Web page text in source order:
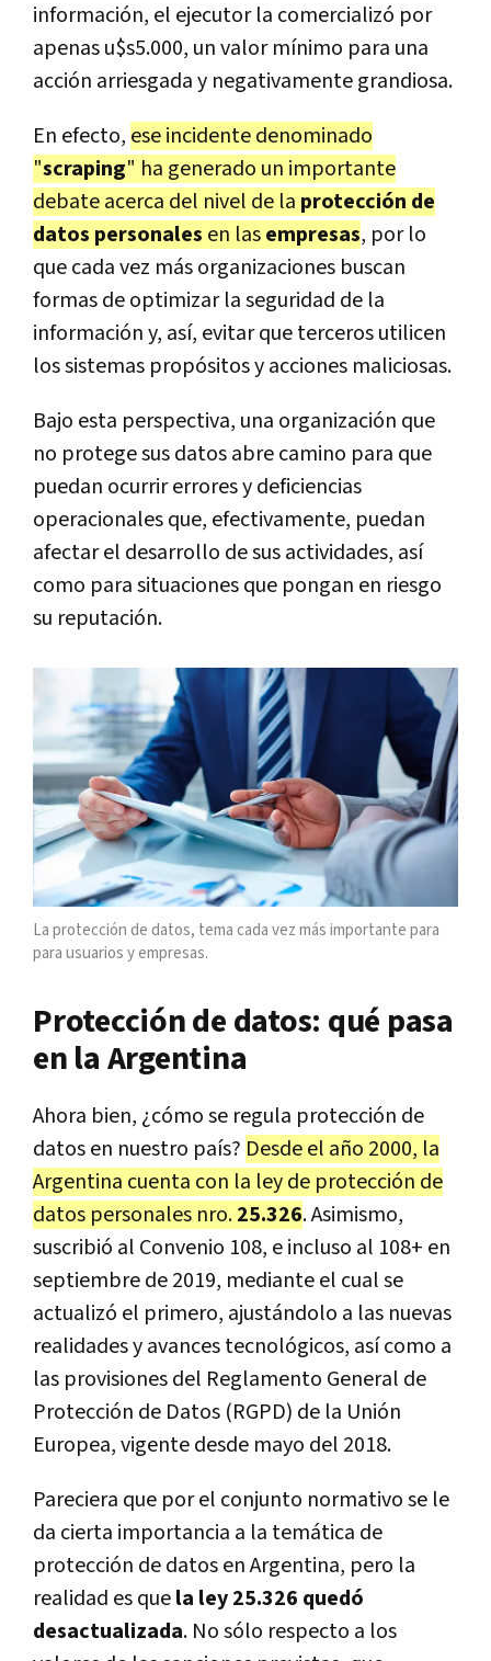
información, el ejecutor la comercializó por
apenas u$s5.000, un valor mínimo para una
acción arriesgada y negativamente grandiosa.
En efecto, ese incidente denominado
"scraping" ha generado un importante
debate acerca del nivel de la protección de
datos personales en lasempresas, por lo
que cada vez más organizaciones buscan
formas de optimizar la seguridad de la
información y, así, evitar que terceros utilicen
los sistemas propósitos y acciones maliciosas.
Bajo esta perspectiva, una organización que
no protege sus datos abre camino para que
puedan ocurrir errores y deficiencias
operacionales que, efectivamente, puedan
afectar el desarrollo de sus actividades, así
como para situaciones que pongan en riesgo
su reputación.
La protección de datos, tema cada vez más importante para
para usuarios y empresas.
Protección de datos: qué pasa
en la Argentina
Ahora bien, ¿cómo se regula protección de
datos en nuestro país? Desde el año 2000, la
Argentina cuenta con la ley de protección de
datos personales nro.25.326. Asimismo,
suscribió al Convenio 108, e incluso al 108+ en
septiembre de 2019, mediante el cual se
actualizó el primero, ajustándolo a las nuevas
realidades y avances tecnológicos, así como a
las provisiones del Reglamento General de
Protección de Datos (RGPD) de la Unión
Europea, vigente desde mayo del 2018.
Pareciera que por el conjunto normativo se le
da cierta importancia a la temática de
protección de datos en Argentina, pero la
realidad es quela ley 25.326 quedó
desactualizada. No sólo respecto a los